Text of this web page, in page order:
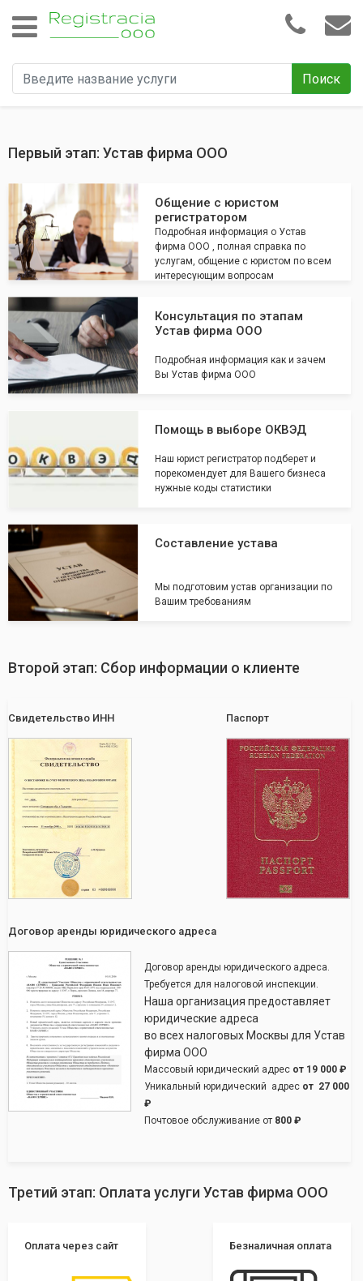
Поиск
Первый этап: Устав фирма ООО
Общение с юристом
регистратором
Подробная информация о Устав
фирма ООО , полная справка по
услугам, общение с юристом по всем
интересующим вопросам
Консультация по этапам
Устав фирма ООО
Подробная информация как и зачем
Вы Устав фирма ООО
Помощь в выборе ОКВЭД
Наш юрист регистратор подберет и
порекомендует для Вашего бизнеса
нужные коды статистики
Составление устава
Мы подготовим устав организации по
Вашим требованиям
Второй этап: Сбор информации о клиенте
Свидетельство ИНН Паспорт
Договор аренды юридического адреса
Договор аренды юридического адреса.
Требуется для налоговой инспекции.
Наша организация предоставляет
юридические адреса
во всех налоговых Москвы для Устав
фирма ООО
Массовый юридический адрес от 19 000 ₽
Уникальный юридический адрес от 27 000
₽
Почтовое обслуживание от 800 ₽
Третий этап: Оплата услуги Устав фирма ООО
Оплата через сайт Безналичная оплата